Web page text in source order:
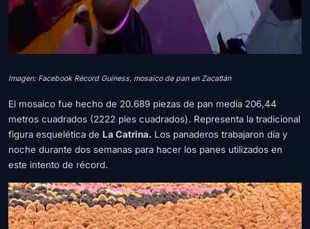
Imagen: Facebook Récord Guiness, mosaico de pan en Zacatlán
El mosaico fue hecho de 20.689 piezas de pan medía 206,44
metros cuadrados (2222 pies cuadrados). Representa la tradicional
figura esquelética de La Catrina. Los panaderos trabajaron día y
noche durante dos semanas para hacer los panes utilizados en
este intento de récord.